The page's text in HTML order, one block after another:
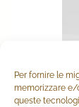
Per fornire le
memorizzare e/
queste